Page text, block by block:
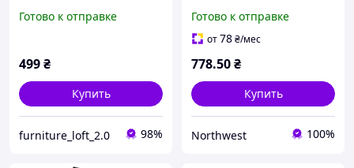
інклінометр
Готово к отправке
499₴
Купить
furniture_loft_2.0 98%
Готово к отправке
от78₴/мес
778.50₴
Купить
Northwest 100%